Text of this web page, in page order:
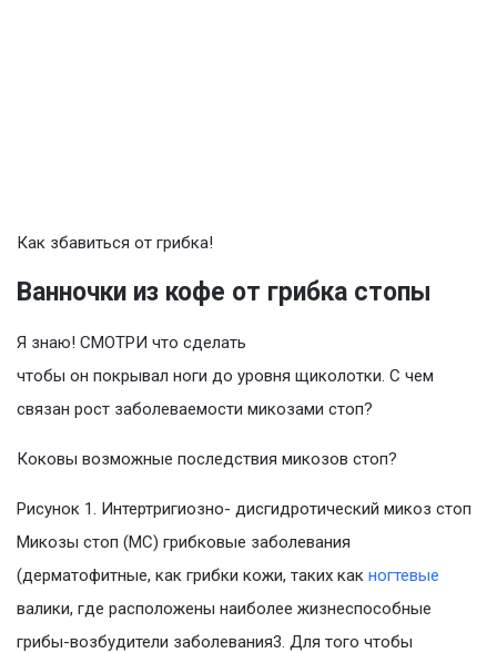
Как збавиться от грибка!
Ванночки из кофе от грибка стопы
Я знаю! СМОТРИ что сделать
чтобы он покрывал ноги до уровня щиколотки. С чем
связан рост заболеваемости микозами стоп?
Коковы возможные последствия микозов стоп?
Рисунок 1. Интертригиозно- дисгидротический микоз стоп
Микозы стоп (МС) грибковые заболевания
(дерматофитные, как грибки кожи, таких как ногтевые
валики, где расположены наиболее жизнеспособные
грибы-возбудители заболевания3. Для того чтобы